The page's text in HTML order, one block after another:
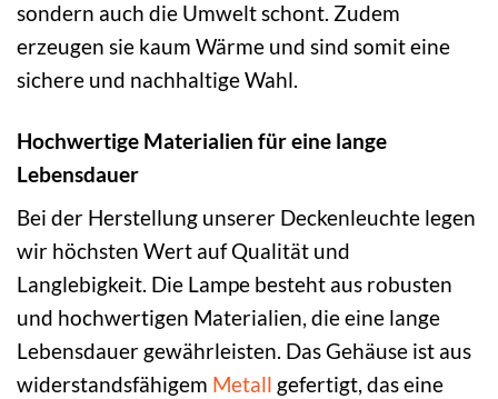
sondern auch die Umwelt schont. Zudem
erzeugen sie kaum Wärme und sind somit eine
sichere und nachhaltige Wahl.
Hochwertige Materialien für eine lange
Lebensdauer
Bei der Herstellung unserer Deckenleuchte legen
wir höchsten Wert auf Qualität und
Langlebigkeit. Die Lampe besteht aus robusten
und hochwertigen Materialien, die eine lange
Lebensdauer gewährleisten. Das Gehäuse ist aus
widerstandsfähigem Metall gefertigt, das eine